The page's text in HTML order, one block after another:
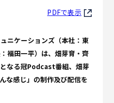
PDFで表示
ニケーションズ（本社：東
福田一平）は、畑芽育・齊
なる冠Podcast番組、畑芽
な感じ」の制作及び配信を